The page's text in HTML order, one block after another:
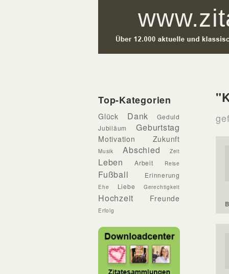
Top-Kategorien
Glück Dank
Geduld
Jubiläum
Geburtstag
Motivation Zukunft
Musik Abschied Zeit
Leben Arbeit Reise
Fußball Erinnerung
Ehe Liebe Gerechtigkeit
Hochzeit Freunde
Erfolg